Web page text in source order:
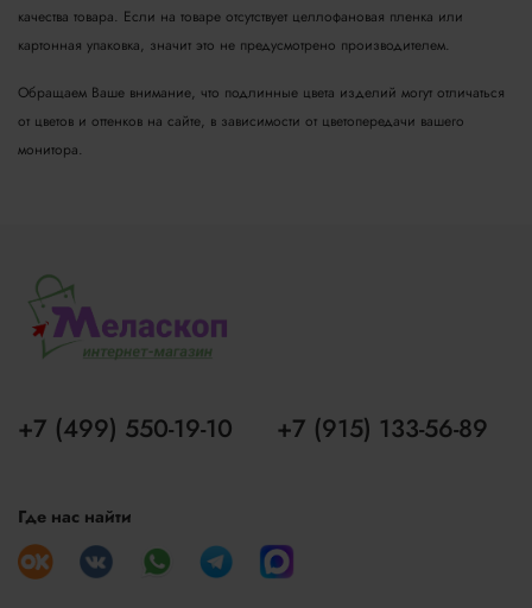
качества товара. Если на товаре отсутствует целлофановая пленка или
картонная упаковка, значит это не предусмотрено производителем.
Обращаем Ваше внимание, что подлинные цвета изделий могут отличаться
от цветов и оттенков на сайте, в зависимости от цветопередачи вашего
монитора.
+7 (499) 550-19-10 +7 (915) 133-56-89
Где нас найти